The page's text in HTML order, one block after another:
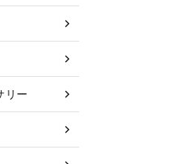
リー